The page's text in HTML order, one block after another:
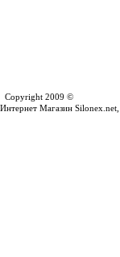
Copyright 2009 ©
Интернет Магазин